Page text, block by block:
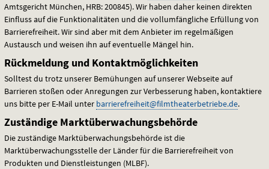
Amtsgericht München, HRB: 200845). Wir haben daher keinen direkten
Einfluss auf die Funktionalitäten und die vollumfängliche Erfüllung von
Barrierefreiheit. Wir sind aber mit dem Anbieter im regelmäßigen
Austausch und weisen ihn auf eventuelle Mängel hin.
Rückmeldung und Kontaktmöglichkeiten
Solltest du trotz unserer Bemühungen auf unserer Webseite auf
Barrieren stoßen oder Anregungen zur Verbesserung haben, kontaktiere
uns bitte per E-Mail unter barrierefreiheit@filmtheaterbetriebe.de.
Zuständige Marktüberwachungsbehörde
Die zuständige Marktüberwachungsbehörde ist die
Marktüberwachungsstelle der Länder für die Barrierefreiheit von
Produkten und Dienstleistungen (MLBF).